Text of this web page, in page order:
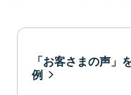
「お客さまの声」
例